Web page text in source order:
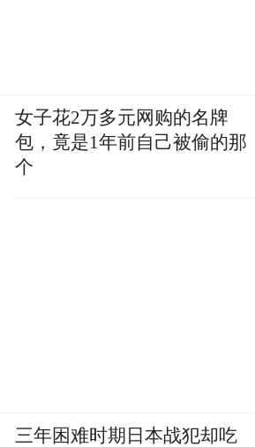
女子花2万多元网购的名牌
包，竟是1年前自己被偷的那
个
三年困难时期日本战犯却吃